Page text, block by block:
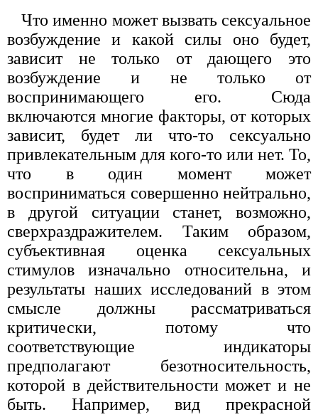
Что именно может вызвать сексуальное
возбуждение и какой силы оно будет,
зависит не только от дающего это
возбуждение и не только от
воспринимающего его. Сюда
включаются многие факторы, от которых
зависит, будет ли что-то сексуально
привлекательным для кого-то или нет. То,
что в один момент может
восприниматься совершенно нейтрально,
в другой ситуации станет, возможно,
сверхраздражителем. Таким образом,
субъективная оценка сексуальных
стимулов изначально относительна, и
результаты наших исследований в этом
смысле должны рассматриваться
критически, потому что
соответствующие индикаторы
предполагают безотносительность,
которой в действительности может и не
быть. Например, вид прекрасной